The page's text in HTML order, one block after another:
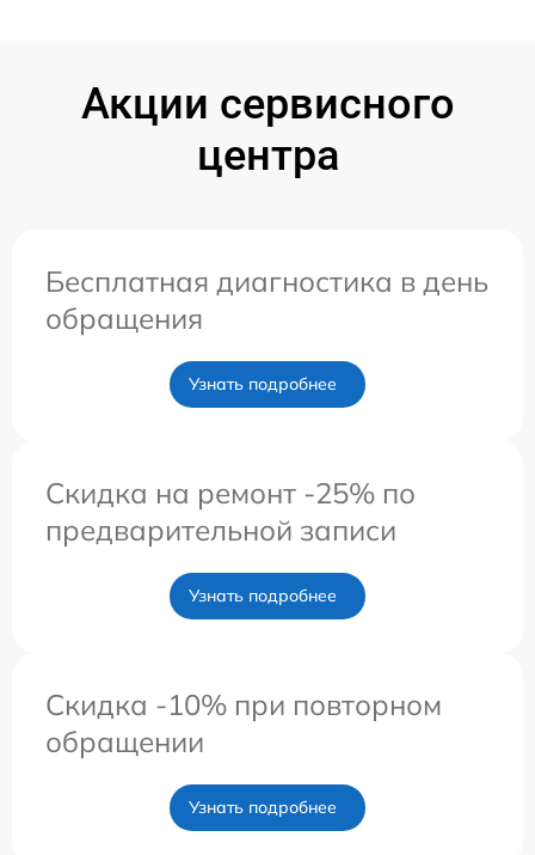
Акции сервисного
центра
Бесплатная диагностика в день
обращения
Узнать подробнее
Скидка на ремонт -25% по
предварительной записи
Узнать подробнее
Скидка -10% при повторном
обращении
Узнать подробнее